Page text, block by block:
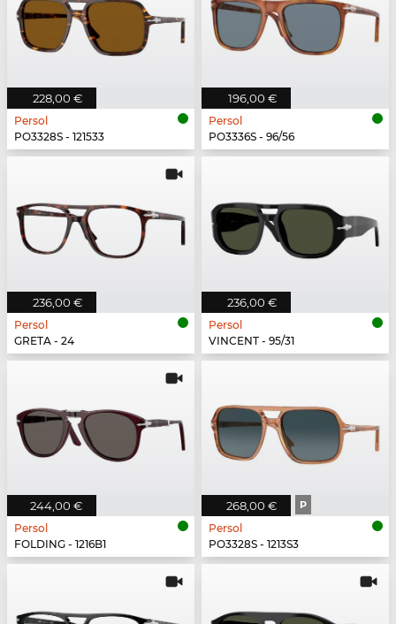
228,00 €
Persol
PO3328S - 121533
196,00 €
Persol
PO3336S - 96/56
236,00 €
Persol
GRETA - 24
236,00 €
Persol
VINCENT - 95/31
244,00 €
Persol
FOLDING - 1216B1
268,00 € P
Persol
PO3328S - 1213S3